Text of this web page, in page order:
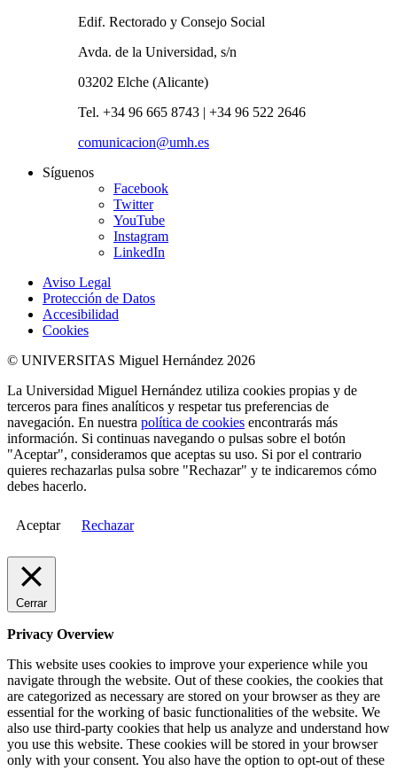
Edif. Rectorado y Consejo Social
Avda. de la Universidad, s/n
03202 Elche (Alicante)
Tel. +34 96 665 8743 | +34 96 522 2646
comunicacion@umh.es
Síguenos
Facebook
Twitter
YouTube
Instagram
LinkedIn
Aviso Legal
Protección de Datos
Accesibilidad
Cookies
© UNIVERSITAS Miguel Hernández 2026
La Universidad Miguel Hernández utiliza cookies propias y de
terceros para fines analíticos y respetar tus preferencias de
navegación. En nuestra política de cookies encontrarás más
información. Si continuas navegando o pulsas sobre el botón
"Aceptar", consideramos que aceptas su uso. Si por el contrario
quieres rechazarlas pulsa sobre "Rechazar" y te indicaremos cómo
debes hacerlo.
Aceptar Rechazar
Cerrar
Privacy Overview
This website uses cookies to improve your experience while you
navigate through the website. Out of these cookies, the cookies that
are categorized as necessary are stored on your browser as they are
essential for the working of basic functionalities of the website. We
also use third-party cookies that help us analyze and understand how
you use this website. These cookies will be stored in your browser
only with your consent. You also have the option to opt-out of these